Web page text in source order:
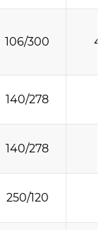
106/300
140/278
140/278
250/120